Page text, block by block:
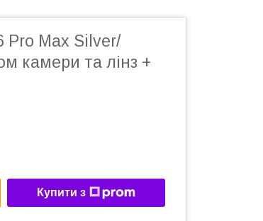
Pro Max Silver/
камери та лінз +
Купити з